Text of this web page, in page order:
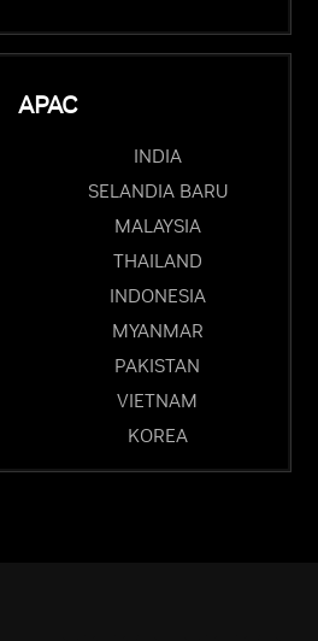
APAC
INDIA
SELANDIA BARU
MALAYSIA
THAILAND
INDONESIA
MYANMAR
PAKISTAN
VIETNAM
KOREA